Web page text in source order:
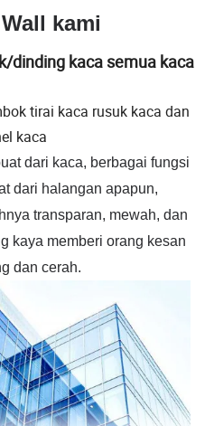
kami
dinding kaca semua kaca
tirai kaca rusuk kaca dan
kaca
dari kaca, berbagai fungsi
dari halangan apapun,
transparan, mewah, dan
kaya memberi orang kesan
dan cerah.